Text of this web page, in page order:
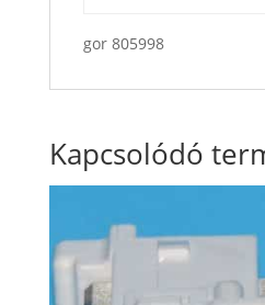
gor 805998
Kapcsolódó